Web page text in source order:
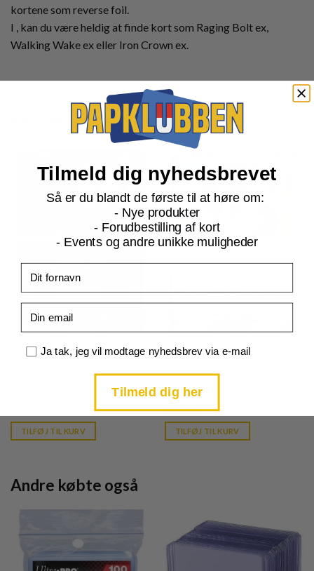
kortene som reverse foil.
I , kan du være heldig at finde kort som Raging Bolt ex,
Walking Wake ex eller Iron Crown ex.
Relaterede produkter
SV05 Temporal Forces
price
is:
kr. 39,95.
TILFØJ TIL KURV
SV05 Temporal Forces
kr.3,00Current
price
is:
kr. 39,95.
TILFØJ TIL KURV
Andre købte også
Tilmeld dig nyhedsbrevet
Så er du blandt de første til at høre om:
- Nye produkter
- Forudbestilling af kort
- Events og andre unikke muligheder
Samtykke
Ja tak, jeg vil modtage nyhedsbrev via e-mail
Tilmeld dig her